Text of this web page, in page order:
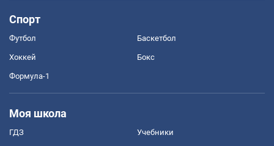
Спорт
Футбол Баскетбол
Хоккей Бокс
Формула-1
Моя школа
ГДЗ Учебники